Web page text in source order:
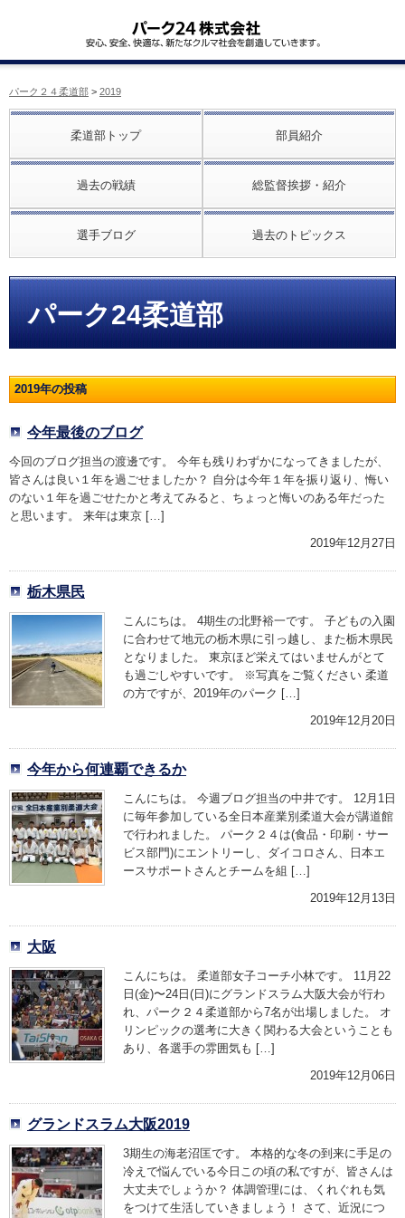
パーク２４柔道部 > 2019
柔道部トップ 部員紹介
過去の戦績 総監督挨拶・紹介
選手ブログ 過去のトピックス
パーク24柔道部
2019年の投稿
今年最後のブログ
今回のブログ担当の渡邊です。 今年も残りわずかになってきましたが、
皆さんは良い１年を過ごせましたか？ 自分は今年１年を振り返り、悔い
のない１年を過ごせたかと考えてみると、ちょっと悔いのある年だった
と思います。 来年は東京 […]
2019年12月27日
栃木県民
こんにちは。 4期生の北野裕一です。 子どもの入園
に合わせて地元の栃木県に引っ越し、また栃木県民
となりました。 東京ほど栄えてはいませんがとて
も過ごしやすいです。 ※写真をご覧ください 柔道
の方ですが、2019年のパーク […]
2019年12月20日
今年から何連覇できるか
こんにちは。 今週ブログ担当の中井です。 12月1日
に毎年参加している全日本産業別柔道大会が講道館
で行われました。 パーク２４は(食品・印刷・サー
ビス部門)にエントリーし、ダイコロさん、日本エ
ースサポートさんとチームを組 […]
2019年12月13日
大阪
こんにちは。 柔道部女子コーチ小林です。 11月22
日(金)〜24日(日)にグランドスラム大阪大会が行わ
れ、パーク２４柔道部から7名が出場しました。 オ
リンピックの選考に大きく関わる大会ということも
あり、各選手の雰囲気も […]
2019年12月06日
グランドスラム大阪2019
3期生の海老沼匡です。 本格的な冬の到来に手足の
冷えで悩んでいる今日この頃の私ですが、皆さんは
大丈夫でしょうか？ 体調管理には、くれぐれも気
をつけて生活していきましょう！ さて、近況につ